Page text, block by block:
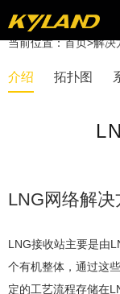
当前位置：首页>解决
介绍 拓扑图
LNG网络解决
LNG接收站主要是由
个有机整体，通过这
定的工艺流程存储在